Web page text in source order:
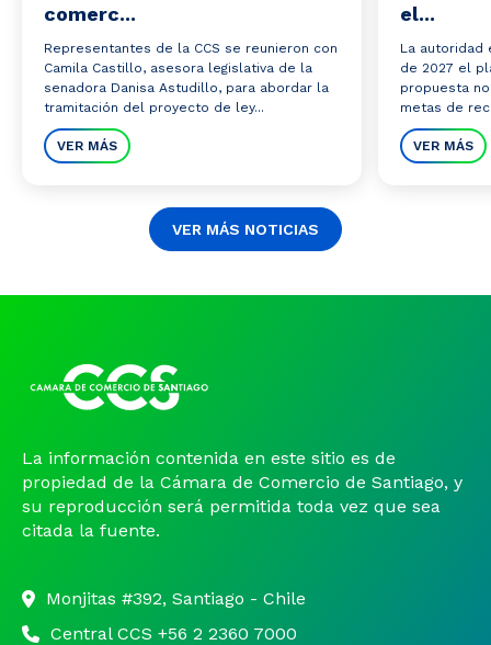
comerc...
Representantes de la CCS se reunieron con
Camila Castillo, asesora legislativa de la
senadora Danisa Astudillo, para abordar la
tramitación del proyecto de ley...
VER MÁS
el...
La autoridad
de 2027 el
propuesta
metas de
VER MÁS
VER MÁS NOTICIAS
La información contenida en este sitio es de
propiedad de la Cámara de Comercio de Santiago, y
su reproducción será permitida toda vez que sea
citada la fuente.
Monjitas #392, Santiago - Chile
Central CCS +56 2 2360 7000